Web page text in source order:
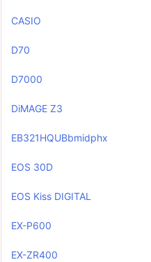
CASIO
D70
D7000
DiMAGE Z3
EB321HQUBbmidphx
EOS 30D
EOS Kiss DIGITAL
EX-P600
EX-ZR400